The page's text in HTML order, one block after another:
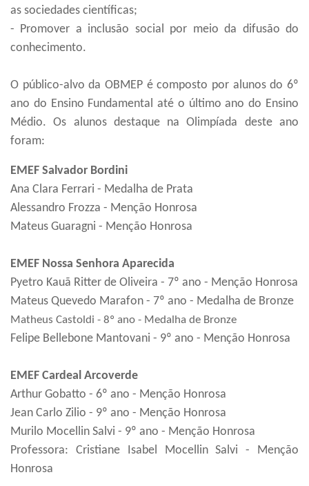
as sociedades científicas;
- Promover a inclusão social por meio da difusão do
conhecimento.
O público-alvo da OBMEP é composto por alunos do 6º
ano do Ensino Fundamental até o último ano do Ensino
Médio. Os alunos destaque na Olimpíada deste ano
foram:
EMEF Salvador Bordini
Ana Clara Ferrari - Medalha de Prata
Alessandro Frozza - Menção Honrosa
Mateus Guaragni - Menção Honrosa
EMEF Nossa Senhora Aparecida
Pyetro Kauã Ritter de Oliveira - 7º ano - Menção Honrosa
Mateus Quevedo Marafon - 7º ano - Medalha de Bronze
Matheus Castoldi - 8º ano - Medalha de Bronze
Felipe Bellebone Mantovani - 9º ano - Menção Honrosa
EMEF Cardeal Arcoverde
Arthur Gobatto - 6º ano - Menção Honrosa
Jean Carlo Zilio - 9º ano - Menção Honrosa
Murilo Mocellin Salvi - 9º ano - Menção Honrosa
Professora: Cristiane Isabel Mocellin Salvi - Menção
Honrosa